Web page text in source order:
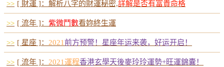
>> [ 財運 ]：解析八字的財運秘密,詳解是否有富貴命格
>> [ 流年 ]： 紫微鬥數看妳終生運
>> [ 星座 ]： 2021前方预警！星座年运来袭，好运开启！
>> [ 流年 ]： 2021運程香港玄學天後麥玲玲運勢+旺運錦囊！